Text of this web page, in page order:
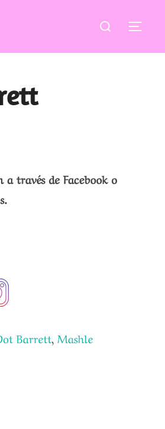
Buscar:
través de Facebook o
Barrett, Mashle